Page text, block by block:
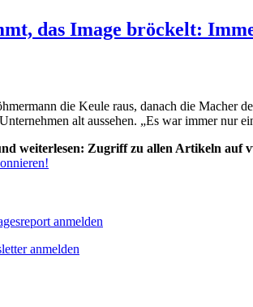
das Image bröckelt:
die Keule raus, danach die Macher
alt aussehen. „Es war immer nur
weiterlesen: Zugriff zu allen Artikeln auf